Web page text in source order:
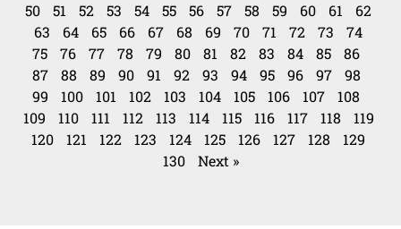
50
51 52 53 54 55 56 57 58 59 60 61
62
63
64 65 66 67 68 69 70 71 72 73
74
75
76 77 78 79 80 81 82 83 84 85
86
87
88 89 90 91 92 93 94 95 96 97
98
99
100 101 102 103 104 105 106 107
108
109
110 111 112 113 114 115 116 117 118
119
120
121 122 123 124 125 126 127 128
129
130
Next »